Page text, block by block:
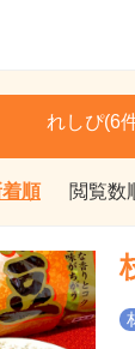
れしぴ(6
順 閲覧数